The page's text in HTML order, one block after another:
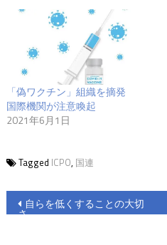
「偽ワクチン」組織を摘発
国際機関が注意喚起
2021年6月1日
Tagged ICPO, 国連
投自らを低くすることの大切
さ